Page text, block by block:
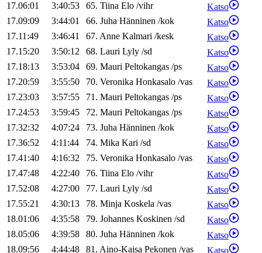
17.06:01
3:40:53 65. Tiina Elo /vihr
Katso
17.09:09
3:44:01 66. Juha Hänninen /kok
Katso
17.11:49
3:46:41 67. Anne Kalmari /kesk
Katso
17.15:20
3:50:12 68. Lauri Lyly /sd
Katso
17.18:13
3:53:04 69. Mauri Peltokangas /ps
Katso
17.20:59
3:55:50 70. Veronika Honkasalo /vas
Katso
17.23:03
3:57:55 71. Mauri Peltokangas /ps
Katso
17.24:53
3:59:45 72. Mauri Peltokangas /ps
Katso
17.32:32
4:07:24 73. Juha Hänninen /kok
Katso
17.36:52
4:11:44 74. Mika Kari /sd
Katso
17.41:40
4:16:32 75. Veronika Honkasalo /vas
Katso
17.47:48
4:22:40 76. Tiina Elo /vihr
Katso
17.52:08
4:27:00 77. Lauri Lyly /sd
Katso
17.55:21
4:30:13 78. Minja Koskela /vas
Katso
18.01:06
4:35:58 79. Johannes Koskinen /sd
Katso
18.05:06
4:39:58 80. Juha Hänninen /kok
Katso
18.09:56
4:44:48 81. Aino-Kaisa Pekonen /vas Katso